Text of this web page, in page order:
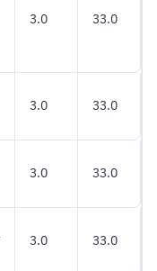
3.0 33.0
3.0 33.0
3.0 33.0
3.0 33.0